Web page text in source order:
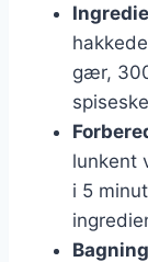
gær,
lunkent
i 5
Bagning